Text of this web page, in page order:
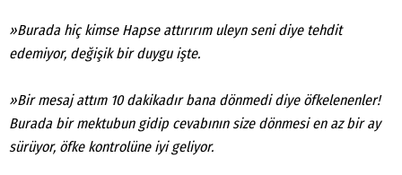
»Burada hiç kimse Hapse attırırım uleyn seni diye tehdit
edemiyor, değişik bir duygu işte.
»Bir mesaj attım 10 dakikadır bana dönmedi diye öfkelenenler!
Burada bir mektubun gidip cevabının size dönmesi en az bir ay
sürüyor, öfke kontrolüne iyi geliyor.